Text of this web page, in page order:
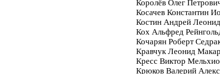
Королёв Олег
Косачев Константин
Костин Андрей
Кох Альфред
Кочарян Роберт
Кравчук Леонид
Кресс Виктор
Крюков Валерий